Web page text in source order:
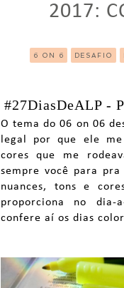
2017:
6 ON 6 DESAFIO
#27DiasDeALP -
O tema do 06 on 06
legal por que ele
cores que me
sempre você para
nuances, tons e
proporciona no dia-
confere aí os dias